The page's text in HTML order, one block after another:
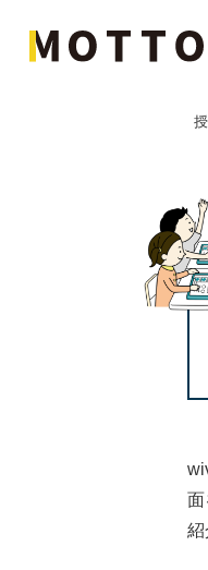
面
紹